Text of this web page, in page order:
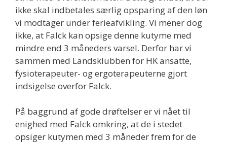
ikke skal indbetales særlig opsparing af den løn
vi modtager under ferieafvikling. Vi mener dog
ikke, at Falck kan opsige denne kutyme med
mindre end 3 måneders varsel. Derfor har vi
sammen med Landsklubben for HK ansatte,
fysioterapeuter- og ergoterapeuterne gjort
indsigelse overfor Falck.
På baggrund af gode drøftelser er vi nået til
enighed med Falck omkring, at de i stedet
opsiger kutymen med 3 måneder frem for de